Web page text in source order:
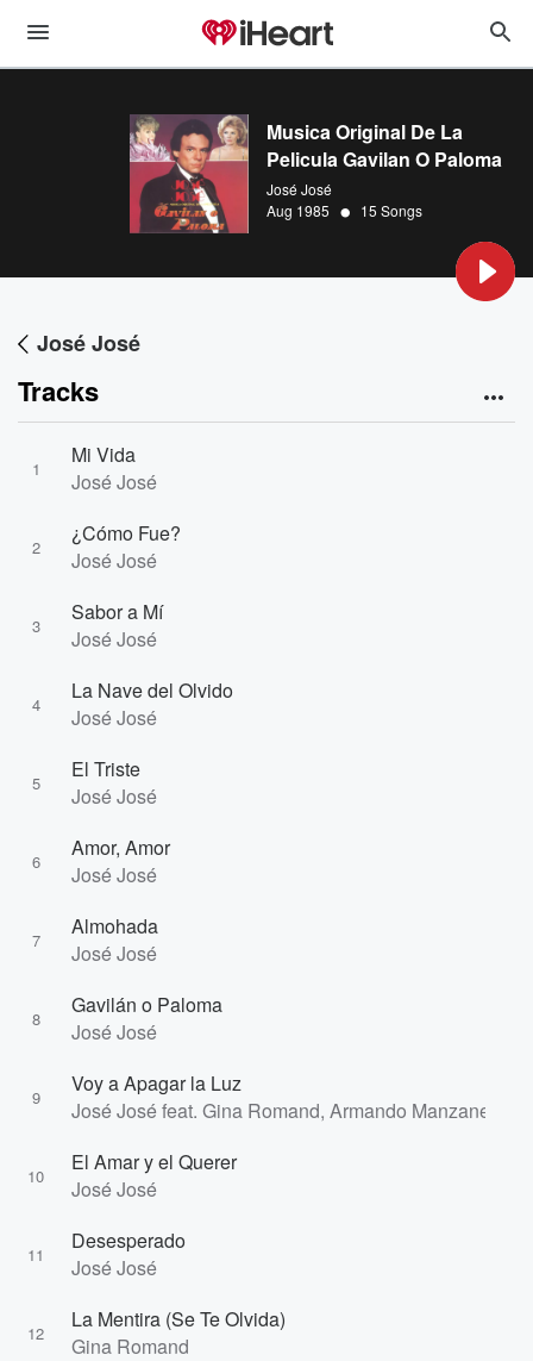
Musica Original De La
Pelicula Gavilan O Paloma
José José
Aug 1985 • 15 Songs
José José
Tracks
1
Mi Vida
José José
2
¿Cómo Fue?
José José
3
Sabor a Mí
José José
4
La Nave del Olvido
José José
5
El Triste
José José
6
Amor, Amor
José José
7
Almohada
José José
8
Gavilán o Paloma
José José
9
Voy a Apagar la Luz
José José feat. Gina Romand, Armando Manzanero
10
El Amar y el Querer
José José
11
Desesperado
José José
12
La Mentira (Se Te Olvida)
Gina Romand